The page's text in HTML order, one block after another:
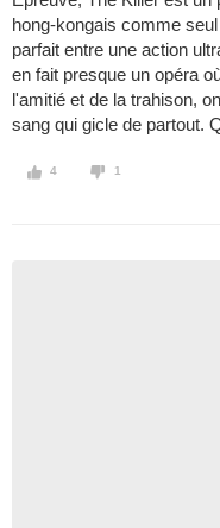
hong-kongais comme
parfait entre une action
en fait presque un opéra
l'amitié et de la trahison,
sang qui gicle de partout.
4 1